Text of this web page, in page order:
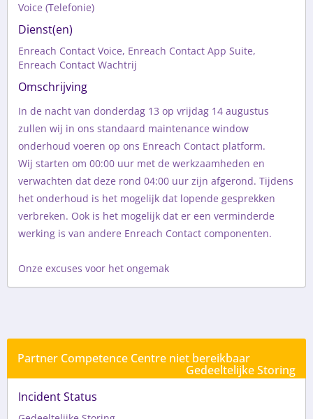
Voice (Telefonie)
Dienst(en)
Enreach Contact Voice, Enreach Contact App Suite,
Enreach Contact Wachtrij
Omschrijving
In de nacht van donderdag 13 op vrijdag 14 augustus
zullen wij in ons standaard maintenance window
onderhoud voeren op ons Enreach Contact platform.
Wij starten om 00:00 uur met de werkzaamheden en
verwachten dat deze rond 04:00 uur zijn afgerond. Tijdens
het onderhoud is het mogelijk dat lopende gesprekken
verbreken. Ook is het mogelijk dat er een verminderde
werking is van andere Enreach Contact componenten.
Onze excuses voor het ongemak
Historie
Partner Competence Centre niet bereikbaar
Gedeeltelijke Storing
Incident Status